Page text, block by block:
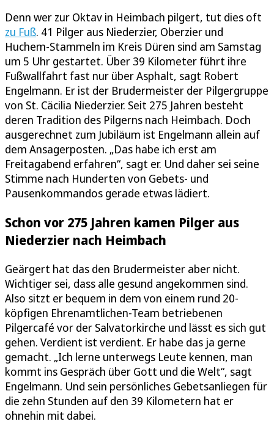
Denn wer zur Oktav in Heimbach pilgert, tut dies oft
zu Fuß. 41 Pilger aus Niederzier, Oberzier und
Huchem-Stammeln im Kreis Düren sind am Samstag
um 5 Uhr gestartet. Über 39 Kilometer führt ihre
Fußwallfahrt fast nur über Asphalt, sagt Robert
Engelmann. Er ist der Brudermeister der Pilgergruppe
von St. Cäcilia Niederzier. Seit 275 Jahren besteht
deren Tradition des Pilgerns nach Heimbach. Doch
ausgerechnet zum Jubiläum ist Engelmann allein auf
dem Ansagerposten. „Das habe ich erst am
Freitagabend erfahren“, sagt er. Und daher sei seine
Stimme nach Hunderten von Gebets- und
Pausenkommandos gerade etwas lädiert.
Schon vor 275 Jahren kamen Pilger aus
Niederzier nach Heimbach
Geärgert hat das den Brudermeister aber nicht.
Wichtiger sei, dass alle gesund angekommen sind.
Also sitzt er bequem in dem von einem rund 20-
köpfigen Ehrenamtlichen-Team betriebenen
Pilgercafé vor der Salvatorkirche und lässt es sich gut
gehen. Verdient ist verdient. Er habe das ja gerne
gemacht. „Ich lerne unterwegs Leute kennen, man
kommt ins Gespräch über Gott und die Welt“, sagt
Engelmann. Und sein persönliches Gebetsanliegen für
die zehn Stunden auf den 39 Kilometern hat er
ohnehin mit dabei.